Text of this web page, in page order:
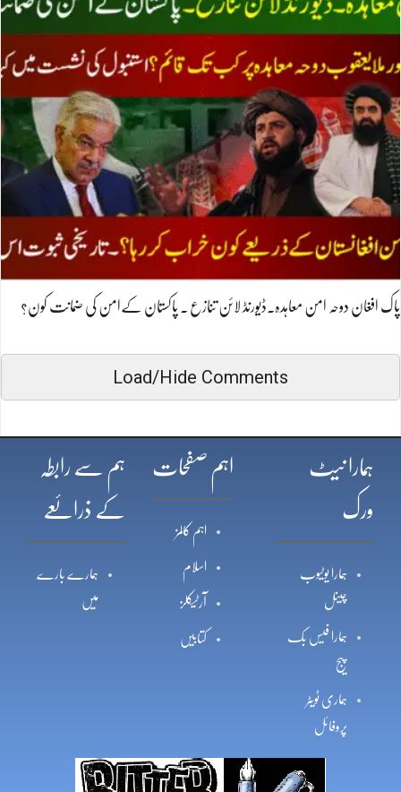
پاک افغان دوحہ امن معاہدہ۔ڈیورنڈ لائن تنازع ۔ پاکستان کےامن کی ضمانت کون؟
Load/Hide Comments
ہمارا نیٹ
ورک
ہمارا یوٹیوب
چینل
ہمارا فیس بک
پیج
ہماری ٹویٹر
پروفائل
اہم صفحات
اہم کالمز
اسلام
آرٹیکلز
کتابیں
ہم سے رابطہ
کے ذرائعے
ہمارے بارے
میں